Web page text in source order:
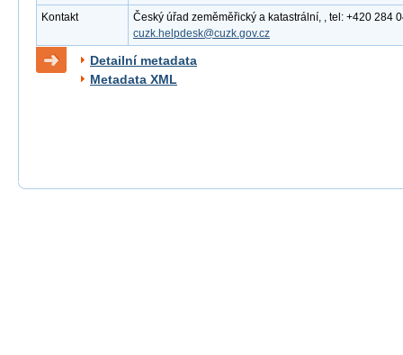
Kontakt
Český úřad zeměměřický a katastrální, , tel: +420 284
cuzk.helpdesk@cuzk.gov.cz
Detailní metadata
Metadata XML